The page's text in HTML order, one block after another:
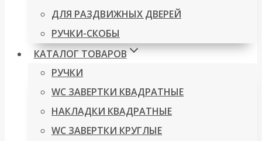
ДЛЯ РАЗДВИЖНЫХ ДВЕРЕЙ
РУЧКИ-СКОБЫ
КАТАЛОГ ТОВАРОВ
РУЧКИ
WC ЗАВЕРТКИ КВАДРАТНЫЕ
НАКЛАДКИ КВАДРАТНЫЕ
WC ЗАВЕРТКИ КРУГЛЫЕ